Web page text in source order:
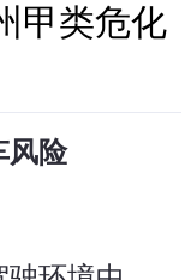
甲类危化
风险